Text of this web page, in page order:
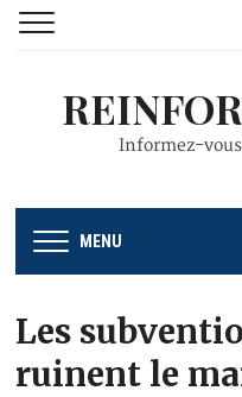
Informez-
MENU
Les
ruinent le